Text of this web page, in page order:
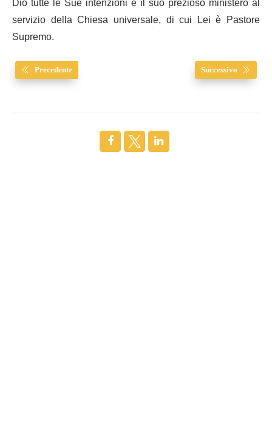
servizio della Chiesa universale, di cui Lei è Pastore
Supremo.
Precedente Successivo